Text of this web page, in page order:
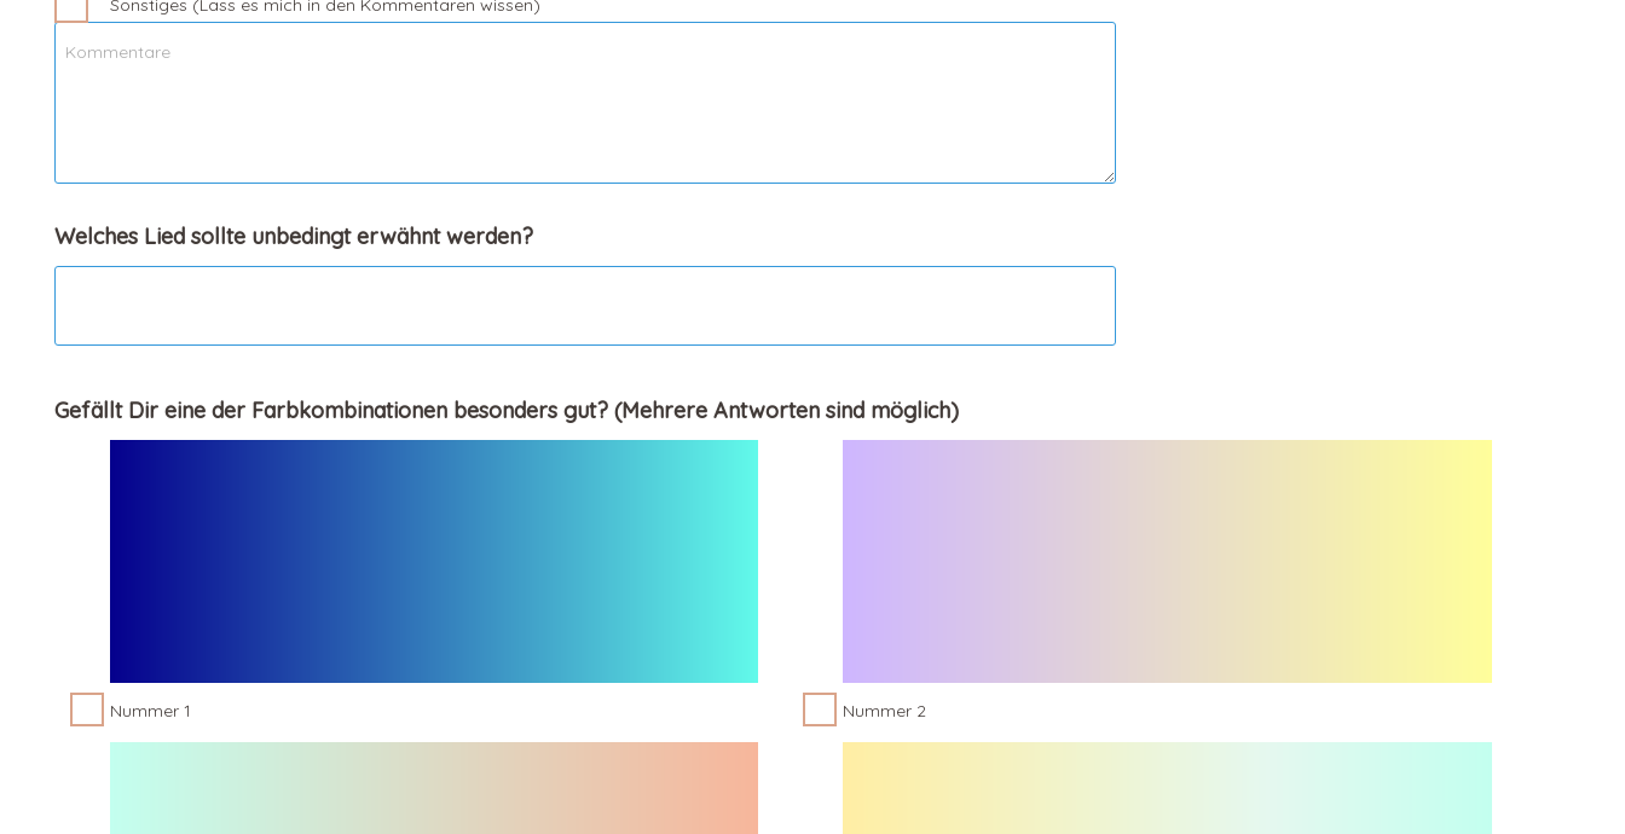
Sonstiges (Lass es mich in den Kommentaren wissen)
Welches Lied sollte unbedingt erwähnt werden?
Gefällt Dir eine der Farbkombinationen besonders gut? (Mehrere Antworten sind möglich)
Nummer 1 Nummer 2